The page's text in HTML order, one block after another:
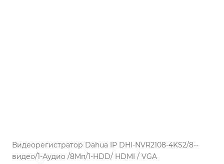
Видеорегистратор Dahua IP DHI-NVR2108-4KS2/8--
видео/1-Аудио /8Мп/1-HDD/ HDMI / VGA